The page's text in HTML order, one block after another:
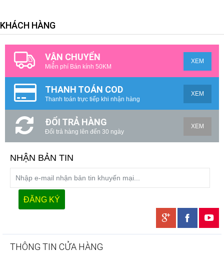
KHÁCH HÀNG
VẬN CHUYỂN
Miễn phí Bán kính 50KM
XEM
THANH TOÁN COD
Thanh toán trực tiếp khi nhận hàng
XEM
ĐỔI TRẢ HÀNG
Đổi trả hàng lên đến 30 ngày
XEM
NHẬN BẢN TIN
THÔNG TIN CỬA HÀNG